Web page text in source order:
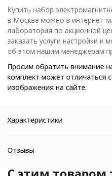
Купить набор
в Москве можно в интернет-
лаборатория по акционной
заказать услуги настройки
об этом нашим менеджерам
Просим обратить внимание
комплект может отличаться
изображения на сайте.
Характеристики
Отзывы